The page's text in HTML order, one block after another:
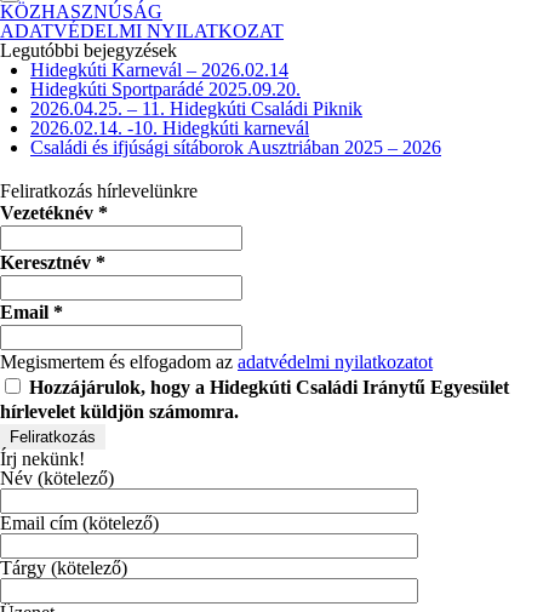
KÖZHASZNÚSÁG
ADATVÉDELMI NYILATKOZAT
Legutóbbi bejegyzések
Hidegkúti Karnevál – 2026.02.14
Hidegkúti Sportparádé 2025.09.20.
2026.04.25. – 11. Hidegkúti Családi Piknik
2026.02.14. -10. Hidegkúti karnevál
Családi és ifjúsági sítáborok Ausztriában 2025 – 2026
Feliratkozás hírlevelünkre
Vezetéknév *
Keresztnév *
Email *
Megismertem és elfogadom az adatvédelmi nyilatkozatot
Hozzájárulok, hogy a Hidegkúti Családi Iránytű Egyesület
hírlevelet küldjön számomra.
Írj nekünk!
Név (kötelező)
Email cím (kötelező)
Tárgy (kötelező)